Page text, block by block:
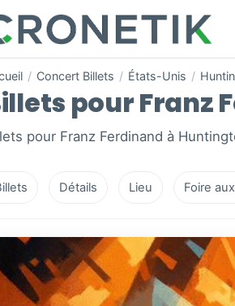
/ Concert Billets / États-Unis /
pour Franz
pour Franz Ferdinand à
Détails Lieu Foire